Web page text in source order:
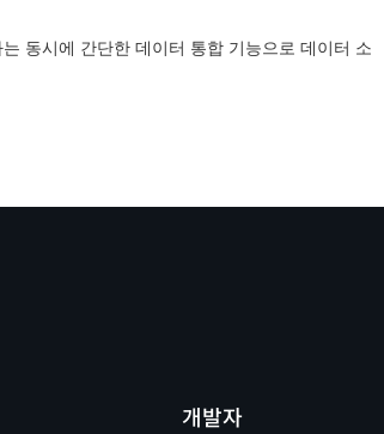
동시에 간단한 데이터 통합 기능으로 데이터 소
개발자